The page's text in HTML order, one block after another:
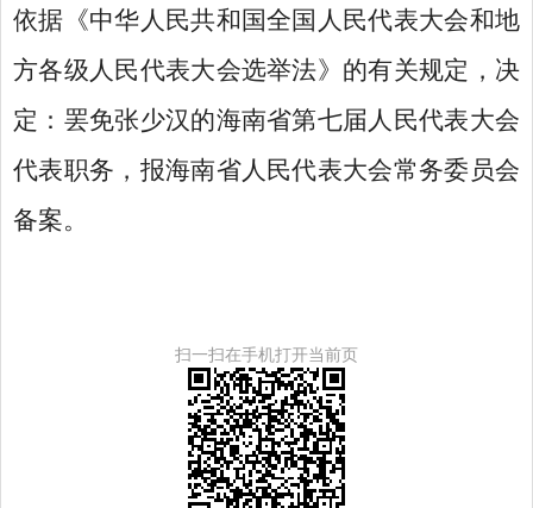
依据《中华人民共和国全国人民代表大会和地
方各级人民代表大会选举法》的有关规定，决
定：罢免张少汉的海南省第七届人民代表大会
代表职务，报海南省人民代表大会常务委员会
备案。
扫一扫在手机打开当前页